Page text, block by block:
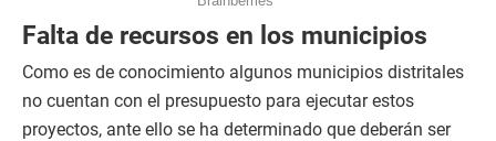
Falta de recursos en los municipios
Como es de conocimiento algunos municipios distritales
no cuentan con el presupuesto para ejecutar estos
proyectos, ante ello se ha determinado que deberán ser